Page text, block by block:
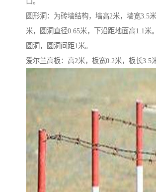
圆形洞：为砖墙结构，墙高2米，墙宽3.5
米，圆洞直径0.65米，下沿距地面高1.1米
圆洞，圆洞间距1米。
爱尔兰高板：高2米，板宽0.2米，板长3.5